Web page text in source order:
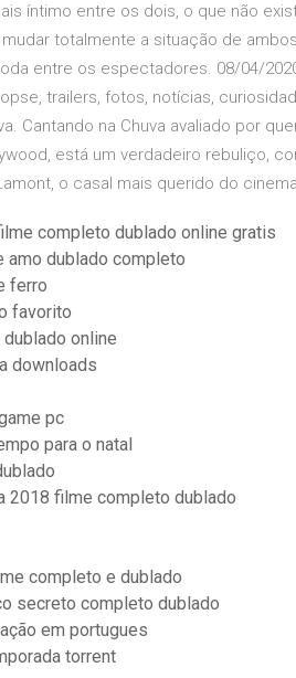
íntimo entre os dois, o que não
totalmente a situação de
entre os espectadores. 08/04/
trailers, fotos, notícias,
Cantando na Chuva avaliado por
está um verdadeiro rebuliço,
o casal mais querido do
completo dublado online gratis
amo dublado completo
ferro
favorito
online
downloads
pc
para o natal
2018 filme completo dublado
completo e dublado
secreto completo dublado
em portugues
torrent